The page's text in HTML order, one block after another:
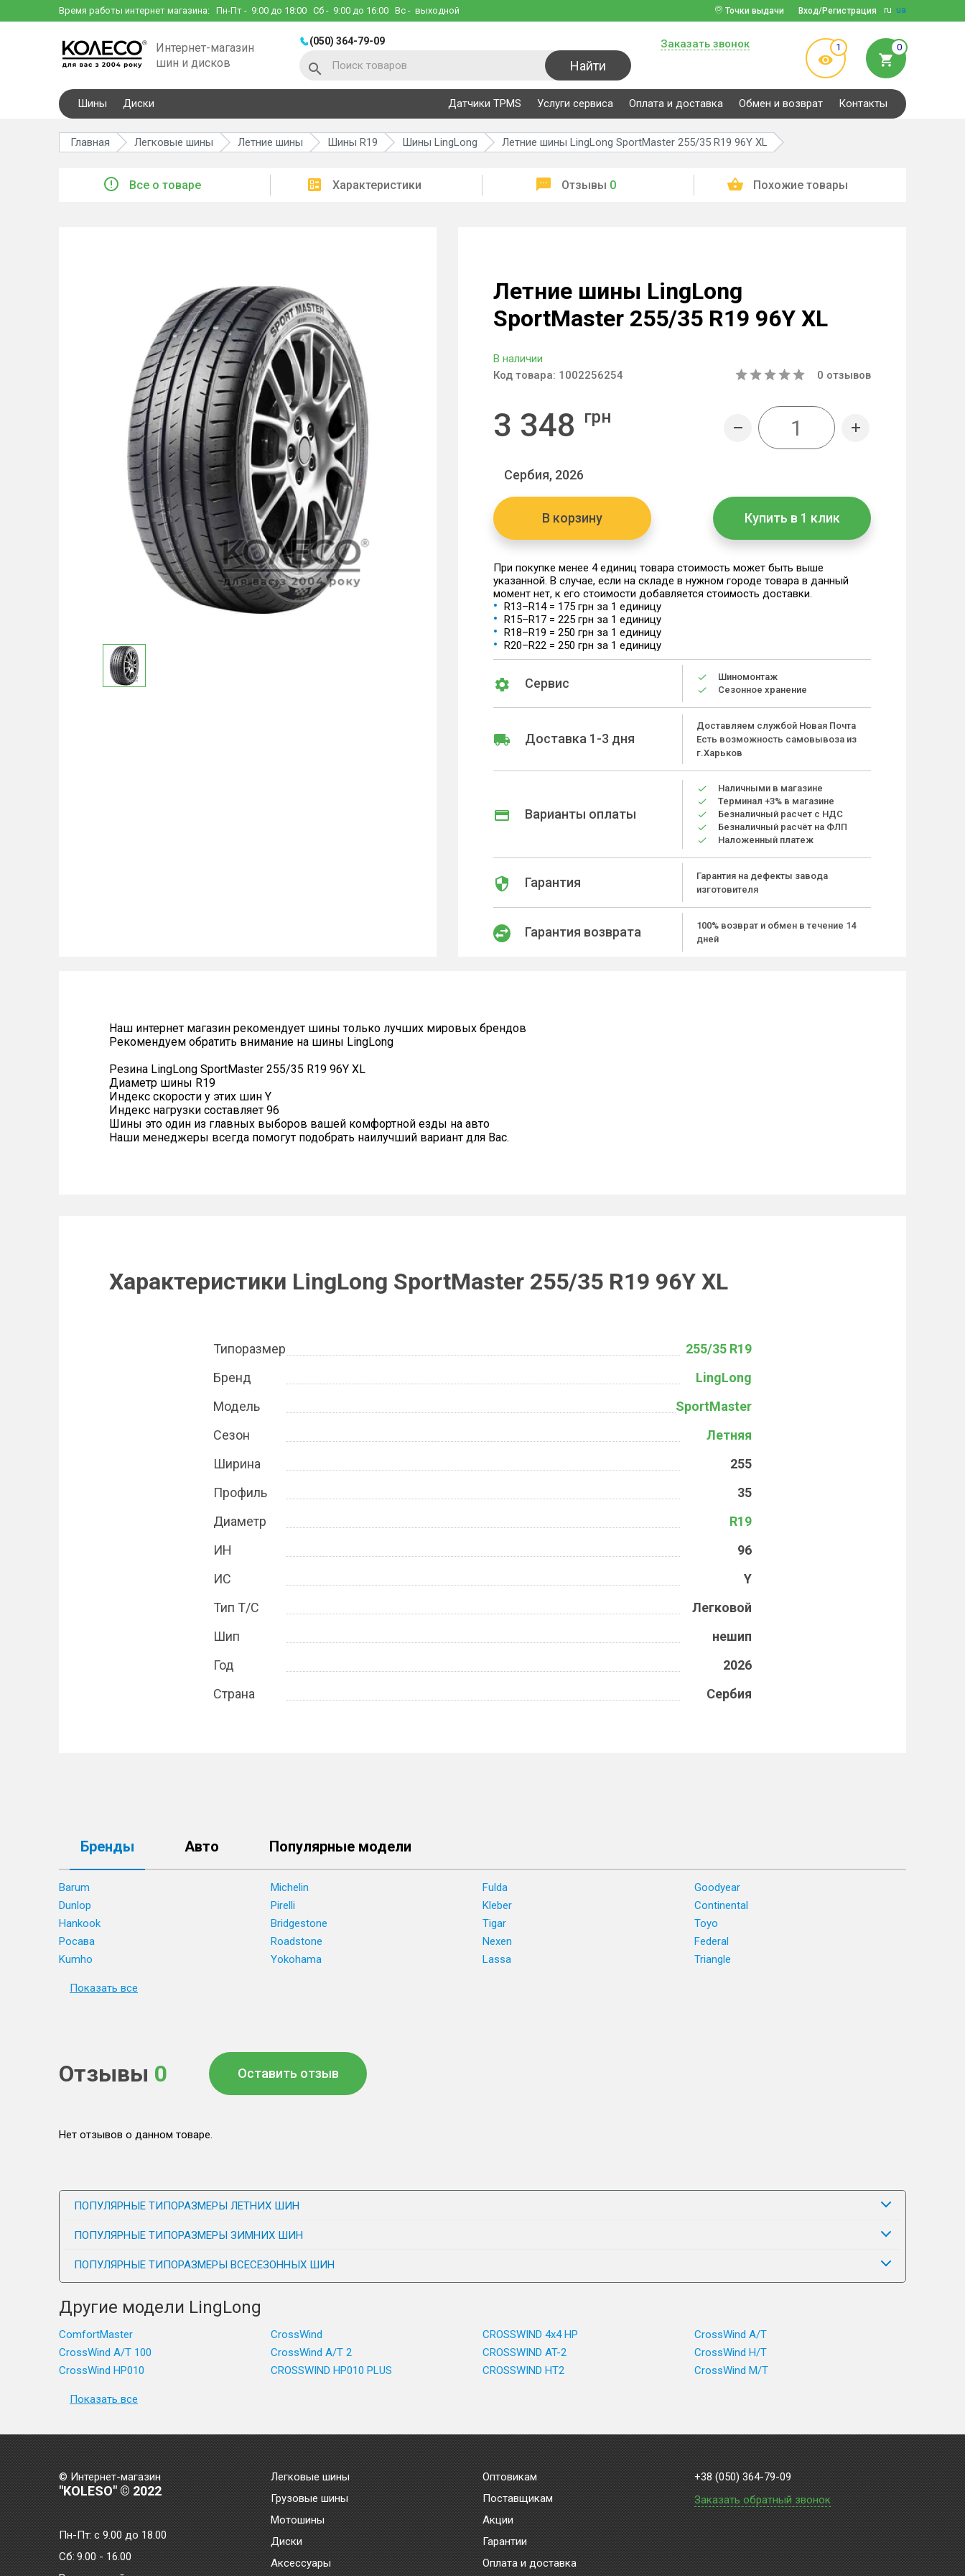
Время работы интернет магазина: Пн-Пт - 9:00 до 18:00 Сб - 9:00 до 16:00 Вс - выходной ru ua
Вход/Регистрация
Точки выдачи
Интернет-магазин
шин и дисков
(050) 364-79-09
Найти
Заказать звонок 1 0
Шины Диски Датчики TPMS Услуги сервиса Оплата и доставка Обмен и возврат Контакты
Главная Легковые шины Летние шины Шины R19 Шины LingLong Летние шины LingLong SportMaster 255/35 R19 96Y XL
Все о товаре Характеристики Отзывы 0 Похожие товары
Летние шины LingLong
SportMaster 255/35 R19 96Y XL
В наличии
Код товара: 1002256254 0 отзывов
3 348 грн
Сербия, 2026
В корзину Купить в 1 клик
При покупке менее 4 единиц товара стоимость может быть выше
указанной. В случае, если на складе в нужном городе товара в данный
момент нет, к его стоимости добавляется стоимость доставки.
R13–R14 = 175 грн за 1 единицу
R15–R17 = 225 грн за 1 единицу
R18–R19 = 250 грн за 1 единицу
R20–R22 = 250 грн за 1 единицу
Сервис
Шиномонтаж
Сезонное хранение
Доставка 1-3 дня
Доставляем службой Новая Почта
Есть возможность самовывоза из
г.Харьков
Варианты оплаты
Наличными в магазине
Терминал +3% в магазине
Безналичный расчет с НДС
Безналичный расчёт на ФЛП
Наложенный платеж
Гарантия
Гарантия на дефекты завода
изготовителя
Гарантия возврата
100% возврат и обмен в течение 14
дней
Наш интернет магазин рекомендует шины только лучших мировых брендов
Рекомендуем обратить внимание на шины LingLong
Резина LingLong SportMaster 255/35 R19 96Y XL
Диаметр шины R19
Индекс скорости у этих шин Y
Индекс нагрузки составляет 96
Шины это один из главных выборов вашей комфортной езды на авто
Наши менеджеры всегда помогут подобрать наилучший вариант для Вас.
Характеристики LingLong SportMaster 255/35 R19 96Y XL
Типоразмер
255/35 R19
Бренд
LingLong
Модель
SportMaster
Сезон
Летняя
Ширина
255
Профиль
35
Диаметр
R19
ИН
96
ИС
Y
Тип Т/С
Легковой
Шип
нешип
Год
2026
Страна
Сербия
Бренды Авто Популярные модели
Barum Michelin Fulda
Goodyear
Dunlop
Pirelli Kleber
Continental
Hankook
Bridgestone Tigar
Toyo
Росава
Roadstone Nexen
Federal
Kumho
Yokohama Lassa Triangle
Показать все
Отзывы 0 Оставить отзыв
Нет отзывов о данном товаре.
ПОПУЛЯРНЫЕ ТИПОРАЗМЕРЫ ЛЕТНИХ ШИН
ПОПУЛЯРНЫЕ ТИПОРАЗМЕРЫ ЗИМНИХ ШИН
ПОПУЛЯРНЫЕ ТИПОРАЗМЕРЫ ВСЕСЕЗОННЫХ ШИН
Другие модели LingLong
ComfortMaster CrossWind CROSSWIND 4x4 HP
CrossWind A/T
CrossWind A/T 100
CrossWind A/T 2 CROSSWIND AT-2
CrossWind H/T
CrossWind HP010
CROSSWIND HP010 PLUS CROSSWIND HT2 CrossWind M/T
Показать все
© Интернет-магазин
"KOLESO" © 2022
Пн-Пт:с 9.00 до 18.00
Сб: 9.00 - 16.00
Легковые шины
Грузовые шины
Мотошины
Диски
Аксессуары
Оптовикам
Поставщикам
Акции
Гарантии
Оплата и доставка
+38 (050) 364-79-09
Заказать обратный звонок